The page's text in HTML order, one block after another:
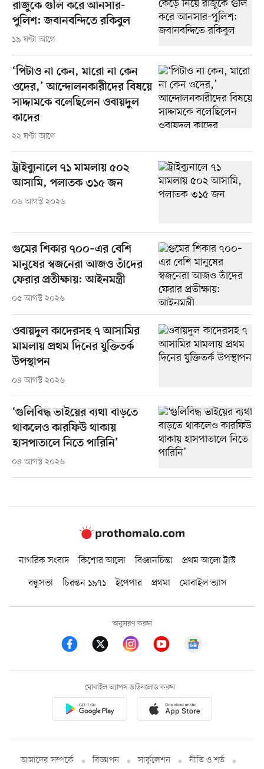
রাজুকে গুলি করে আনসার-
পুলিশ: জবানবন্দিতে রকিবুল
১৯ ঘণ্টা আগে
‘পিটাও না কেন, মারো না কেন
ওদের,’ আন্দোলনকারীদের বিষয়ে
সাদ্দামকে বলেছিলেন ওবায়দুল
কাদের
২২ ঘণ্টা আগে
ট্রাইব্যুনালে ৭১ মামলায় ৫০২
আসামি, পলাতক ৩১৫ জন
০৬ আগস্ট ২০২৬
গুমের শিকার ৭০০–এর বেশি
মানুষের স্বজনেরা আজও তাঁদের
ফেরার প্রতীক্ষায়: আইনমন্ত্রী
০৫ আগস্ট ২০২৬
ওবায়দুল কাদেরসহ ৭ আসামির
মামলায় প্রথম দিনের যুক্তিতর্ক
উপস্থাপন
০৪ আগস্ট ২০২৬
‘গুলিবিদ্ধ ভাইয়ের ব্যথা বাড়তে
থাকলেও কারফিউ থাকায়
হাসপাতালে নিতে পারিনি’
০৪ আগস্ট ২০২৬
নাগরিক সংবাদ কিশোর আলো বিজ্ঞানচিন্তা
প্রথম আলো ট্রাস্ট
বন্ধুসভা
চিরন্তন ১৯৭১ ইপেপার প্রথমা মোবাইল ভ্যাস
অনুসরণ করুন
মোবাইল অ্যাপস ডাউনলোড করুন
আমাদের সম্পর্কে বিজ্ঞাপন সার্কুলেশন নীতি ও শর্ত